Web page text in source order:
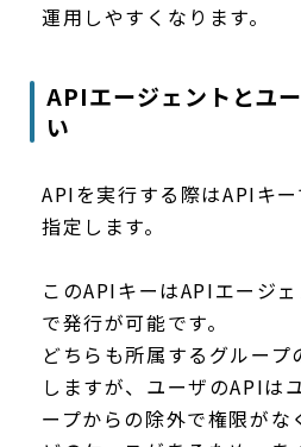
運用しやすくなります。
APIエージェントとユ
い
APIを実行する際はAPIキ
指定します。
このAPIキーはAPIエージ
で発行が可能です。
どちらも所属するグルー
しますが、ユーザのAPIは
ープからの除外で権限が